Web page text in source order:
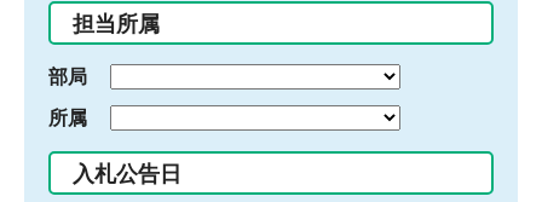
入
力
担当所属
部局
所属
入札公告日